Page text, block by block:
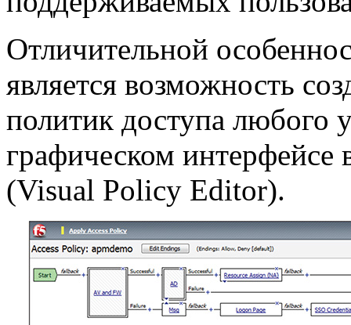
Отличительной
является возможность
политик доступа любого
графическом интерфейсе
(Visual Policy Editor).